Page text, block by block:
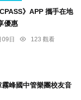
》APP 攜手在地
優惠
09日
123 觀看
峰國中管樂團校友音